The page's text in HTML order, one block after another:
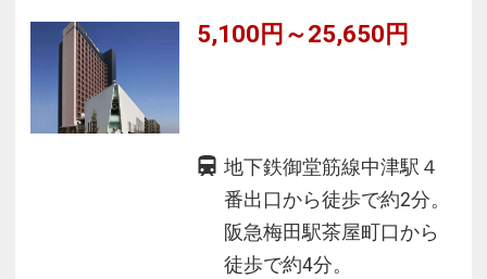
5,100円～25,650円
地下鉄御堂筋線中津駅４
番出口から徒歩で約2分。
阪急梅田駅茶屋町口から
徒歩で約4分。